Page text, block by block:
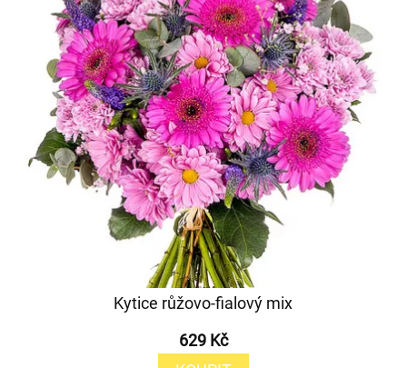
Kytice růžovo-fialový mix
629 Kč